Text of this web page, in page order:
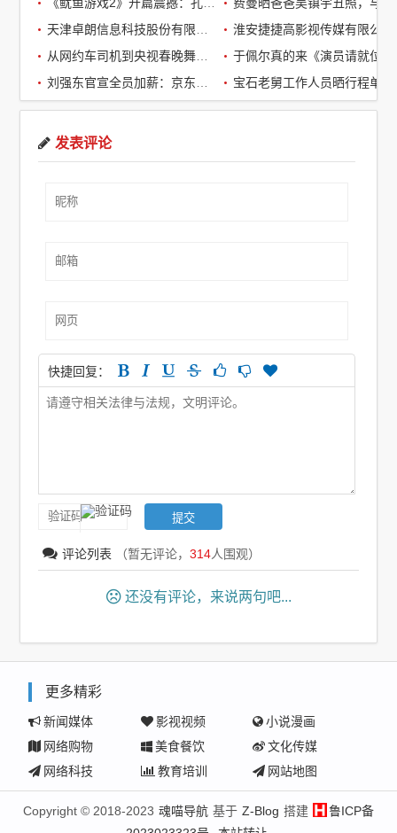
淮安捷捷高影视传媒有限公司
发表评论
快捷回复：
评论列表 （暂无评论，314人围观）
还没有评论，来说两句吧...
更多精彩
新闻媒体 影视视频
小说漫画
网络购物
美食餐饮
文化传媒
网络科技
教育培训 网站地图
Copyright © 2018-2023 魂喵导航 基于 Z-Blog 搭建
鲁ICP备